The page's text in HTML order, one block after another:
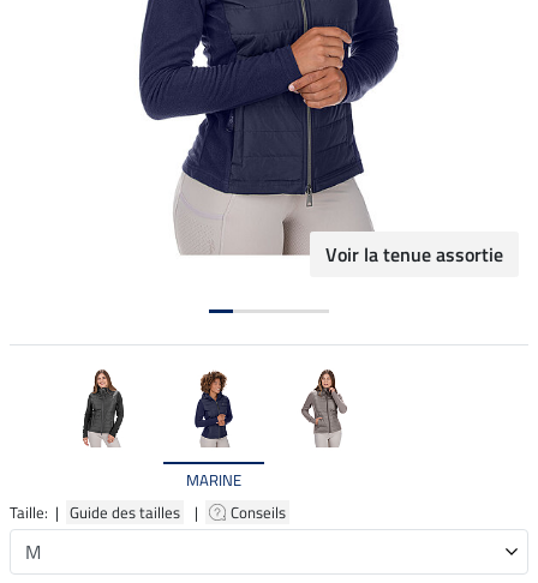
Voir la tenue assortie
MARINE
Taille: | Guide des tailles | Conseils